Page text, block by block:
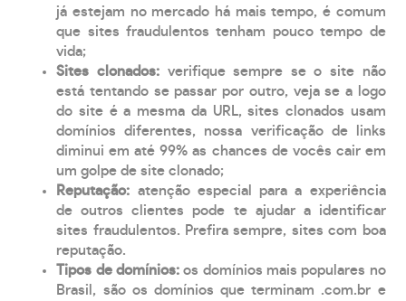
já estejam no mercado há mais tempo, é comum
que sites fraudulentos tenham pouco tempo de
vida;
Sites clonados: verifique sempre se o site não
está tentando se passar por outro, veja se a logo
do site é a mesma da URL, sites clonados usam
domínios diferentes, nossa verificação de links
diminui em até 99% as chances de vocês cair em
um golpe de site clonado;
Reputação: atenção especial para a experiência
de outros clientes pode te ajudar a identificar
sites fraudulentos. Prefira sempre, sites com boa
reputação.
Tipos de domínios:os domínios mais populares no
Brasil, são os domínios que terminam .com.br e